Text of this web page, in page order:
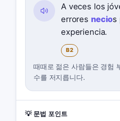
A veces los
errores necios
experiencia.
B2
때때로 젊은 사람들은 경험
수를 저지릅니다.
💡 문법 포인트